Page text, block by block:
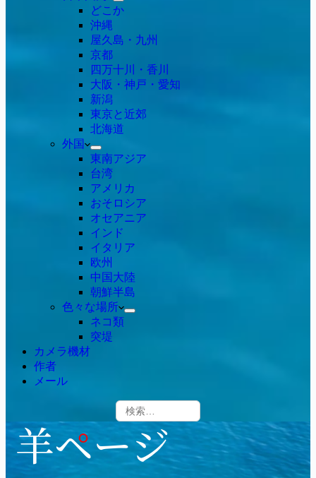
どこか
沖縄
屋久島・九州
京都
四万十川・香川
大阪・神戸・愛知
新潟
東京と近郊
北海道
外国
東南アジア
台湾
アメリカ
おそロシア
オセアニア
インド
イタリア
欧州
中国大陸
朝鮮半島
色々な場所
ネコ類
突堤
カメラ機材
作者
メール